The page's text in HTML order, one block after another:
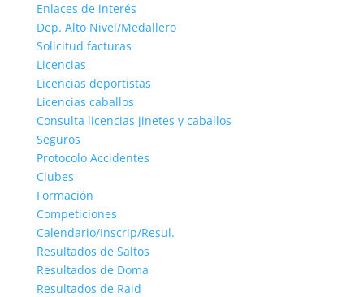
Enlaces de interés
Dep. Alto Nivel/Medallero
Solicitud facturas
Licencias
Licencias deportistas
Licencias caballos
Consulta licencias jinetes y caballos
Seguros
Protocolo Accidentes
Clubes
Formación
Competiciones
Calendario/Inscrip/Resul.
Resultados de Saltos
Resultados de Doma
Resultados de Raid